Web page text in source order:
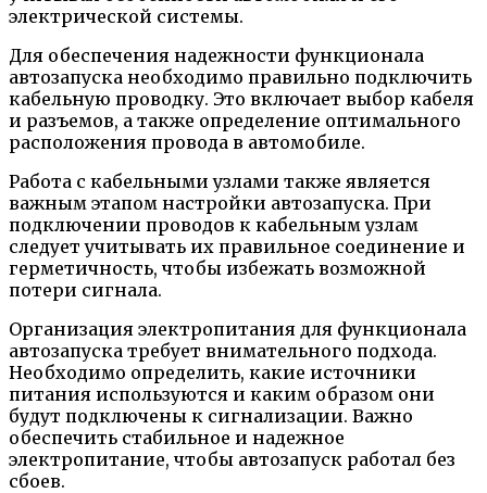
электрической системы.
Для обеспечения надежности функционала
автозапуска необходимо правильно подключить
кабельную проводку. Это включает выбор кабеля
и разъемов, а также определение оптимального
расположения провода в автомобиле.
Работа с кабельными узлами также является
важным этапом настройки автозапуска. При
подключении проводов к кабельным узлам
следует учитывать их правильное соединение и
герметичность, чтобы избежать возможной
потери сигнала.
Организация электропитания для функционала
автозапуска требует внимательного подхода.
Необходимо определить, какие источники
питания используются и каким образом они
будут подключены к сигнализации. Важно
обеспечить стабильное и надежное
электропитание, чтобы автозапуск работал без
сбоев.